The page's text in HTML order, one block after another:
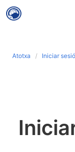
Atotxa Iniciar